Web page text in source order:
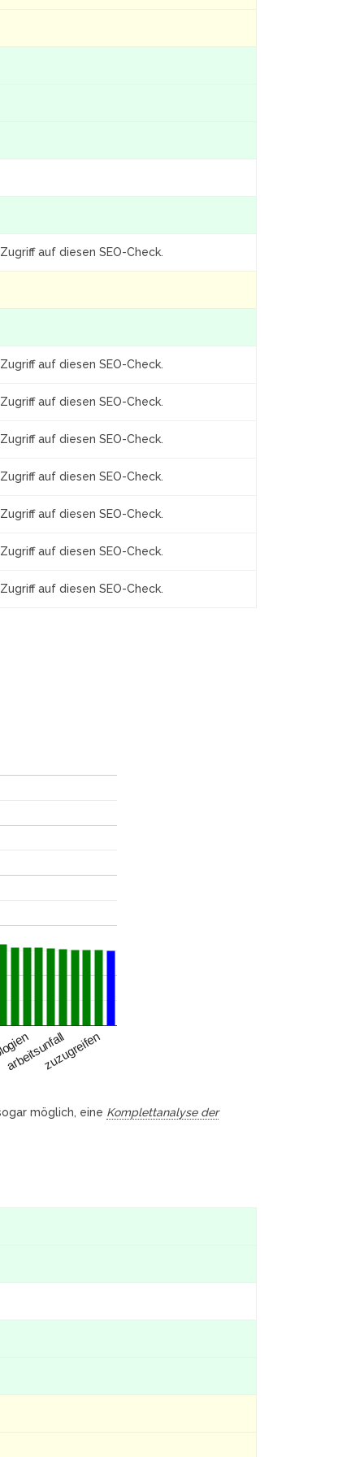
auf diesen SEO-Check.
auf diesen SEO-Check.
auf diesen SEO-Check.
auf diesen SEO-Check.
auf diesen SEO-Check.
auf diesen SEO-Check.
auf diesen SEO-Check.
auf diesen SEO-Check.
arbeitsunfallzuzugreifen
möglich, eine Komplettanalyse der